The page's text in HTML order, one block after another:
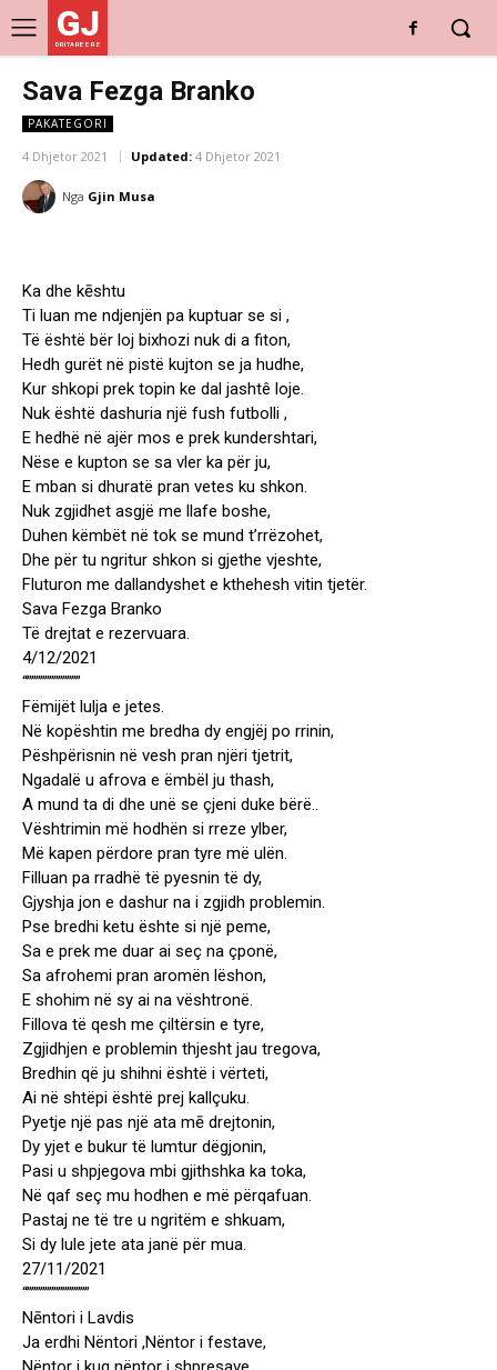
GJ
DRITARE E RE
Sava Fezga Branko
PAKATEGORI
4 Dhjetor 2021 Updated: 4 Dhjetor 2021
Nga Gjin Musa
Ka dhe kēshtu
Ti luan me ndjenjën pa kuptuar se si ,
Të është bër loj bixhozi nuk di a fiton,
Hedh gurët në pistë kujton se ja hudhe,
Kur shkopi prek topin ke dal jashtê loje.
Nuk është dashuria një fush futbolli ,
E hedhë në ajër mos e prek kundershtari,
Nëse e kupton se sa vler ka për ju,
E mban si dhuratë pran vetes ku shkon.
Nuk zgjidhet asgjë me llafe boshe,
Duhen këmbët në tok se mund t’rrëzohet,
Dhe për tu ngritur shkon si gjethe vjeshte,
Fluturon me dallandyshet e kthehesh vitin tjetër.
Sava Fezga Branko
Të drejtat e rezervuara.
4/12/2021
“””””””””””””
Fëmijët lulja e jetes.
Në kopështin me bredha dy engjëj po rrinin,
Pëshpërisnin në vesh pran njëri tjetrit,
Ngadalë u afrova e ëmbël ju thash,
A mund ta di dhe unë se çjeni duke bërë..
Vështrimin më hodhën si rreze ylber,
Më kapen përdore pran tyre më ulën.
Filluan pa rradhë të pyesnin të dy,
Gjyshja jon e dashur na i zgjidh problemin.
Pse bredhi ketu ështe si një peme,
Sa e prek me duar ai seç na çponë,
Sa afrohemi pran aromën lëshon,
E shohim në sy ai na vështronë.
Fillova të qesh me çiltërsin e tyre,
Zgjidhjen e problemin thjesht jau tregova,
Bredhin që ju shihni është i vërteti,
Ai në shtëpi është prej kallçuku.
Pyetje një pas një ata mē drejtonin,
Dy yjet e bukur të lumtur dëgjonin,
Pasi u shpjegova mbi gjithshka ka toka,
Në qaf seç mu hodhen e më përqafuan.
Pastaj ne të tre u ngritëm e shkuam,
Si dy lule jete ata janë për mua.
27/11/2021
“””””””””””””””
Nēntori i Lavdis
Ja erdhi Nëntori ,Nëntor i festave,